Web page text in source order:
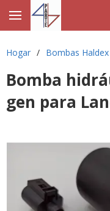
Hogar / Bombas Haldex
Bomba
gen para